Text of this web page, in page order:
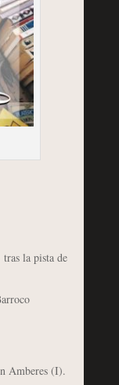
la pista de
Amberes (I).